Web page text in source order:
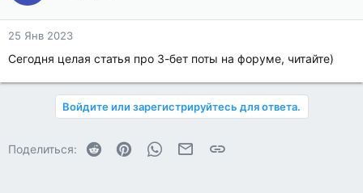
25 Янв 2023
Сегодня целая статья про 3-бет поты на форуме, читайте)
Войдите или зарегистрируйтесь для ответа.
Поделиться: Reddit PinterestWhatsAppЭлектронная почта
Ссылка